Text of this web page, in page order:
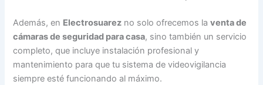
Además, en Electrosuarez no solo ofrecemos laventa de
cámaras de seguridad para casa, sino también un servicio
completo, que incluye instalación profesional y
mantenimiento para que tu sistema de videovigilancia
siempre esté funcionando al máximo.